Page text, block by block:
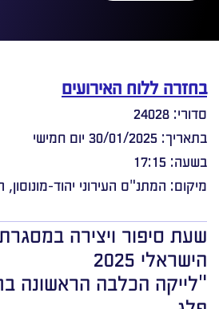
בחזרה ללוח האירועים
סדורי: 24028
בתאריך: 30/01/2025 יום חמישי
בשעה: 17:15
מיקום: המתנ"ס העירוני יהוד-מונוסון,
שעת סיפור ויצירה
הישראלי 2025
"לייקה הכלבה הראשונה